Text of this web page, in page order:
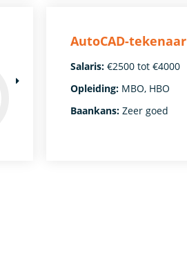
AutoCAD-tekenaar
Salaris: €2500 tot €4000
Opleiding: MBO, HBO
Baankans: Zeer goed